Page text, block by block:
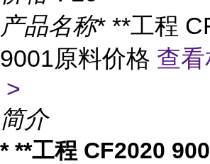
产品名称* **工程
9001原料价格 查
>
简介
* **工程 CF2020